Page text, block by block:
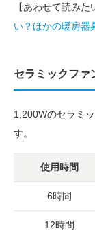
【あわせて読みた
い？ほかの暖房器
セラミックファ
1,200Wのセラミ
す。
使用時間
6時間
12時間